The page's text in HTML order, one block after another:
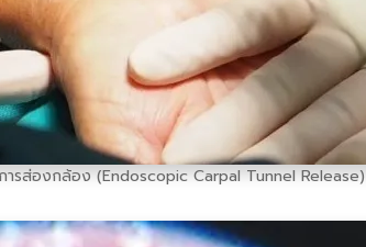
ารส่องกล้อง (Endoscopic Carpal Tunnel Release)